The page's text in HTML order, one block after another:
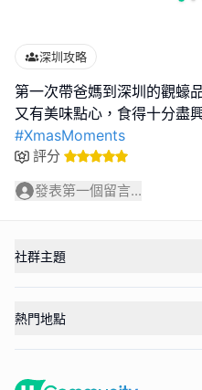
深圳攻略
第一次帶爸媽到深圳的觀蠔
#XmasMoments
評分
發表第一個留言...
社群主題
熱門地點